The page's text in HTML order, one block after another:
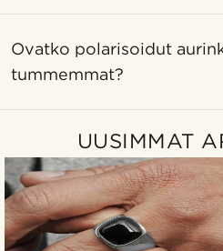
Ovatko polarisoidut
tummemmat?
UUSIMMAT